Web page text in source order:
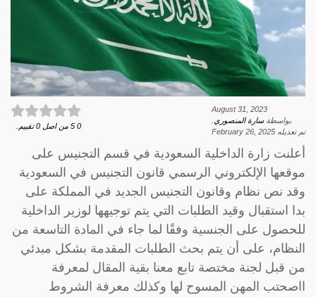
August 31, 2023
بواسطةسارة المنصوري
تم تعديله February 26, 2025
0
5 من اصل 0 تقييم.
أعلنت زارة الداخلية السعودية في قسم التجنيس على
موقعها الإلكتروني الرسمي قانون التجنيس في السعودية
وقد نص نظام وقانون التجنيس الجديد في المملكة على
بدا استقبال وقيد الطلبات التي يتم توجيهها لوزير الداخلية
للحصول على الجنسية وفقًا لما جاء في المادة التاسعة من
النظام، على أن يتم بحث الطلبات المقدمة بشكل مبدئي
من قبل لجنة مختصة تابع معنا بقية المقال لمعرفة
ااصحتب المهن المسوح لها وكذلك معرفة الشروط